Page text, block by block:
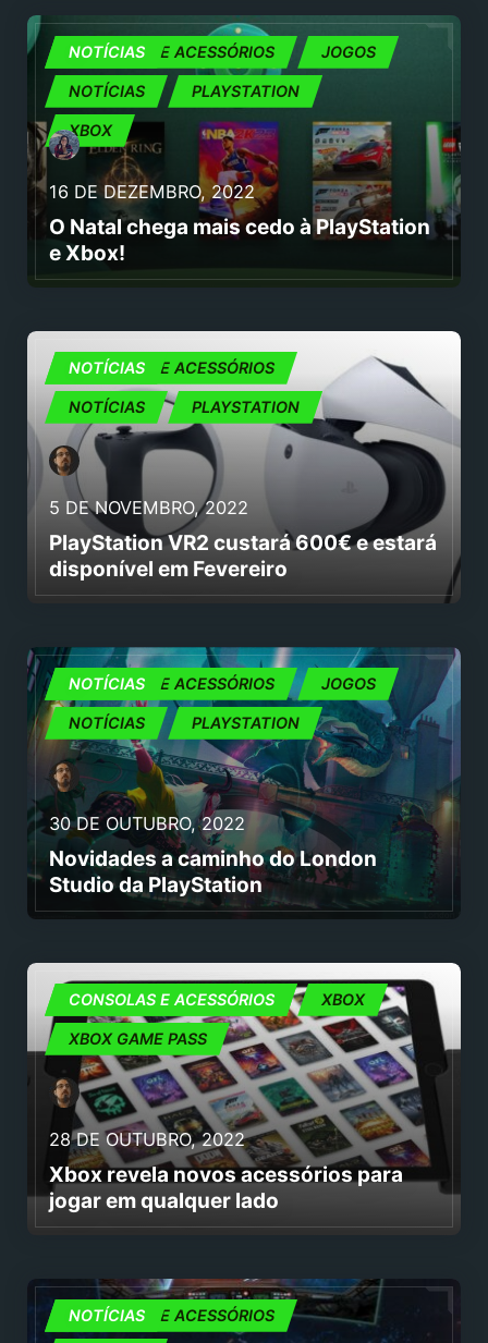
CONSOLAS E ACESSÓRIOS JOGOS
NOTÍCIAS PLAYSTATION
XBOX
16 DE DEZEMBRO, 2022
O Natal chega mais cedo à PlayStation
e Xbox!
NOTÍCIAS
CONSOLAS E ACESSÓRIOS
NOTÍCIAS PLAYSTATION
5 DE NOVEMBRO, 2022
PlayStation VR2 custará 600€ e estará
disponível em Fevereiro
NOTÍCIAS
CONSOLAS E ACESSÓRIOS JOGOS
NOTÍCIAS PLAYSTATION
30 DE OUTUBRO, 2022
Novidades a caminho do London
Studio da PlayStation
NOTÍCIAS
CONSOLAS E ACESSÓRIOS XBOX
XBOX GAME PASS
28 DE OUTUBRO, 2022
Xbox revela novos acessórios para
jogar em qualquer lado
CONSOLAS E ACESSÓRIOS
CONSOLAS E ACESSÓRIOS
NOTÍCIAS